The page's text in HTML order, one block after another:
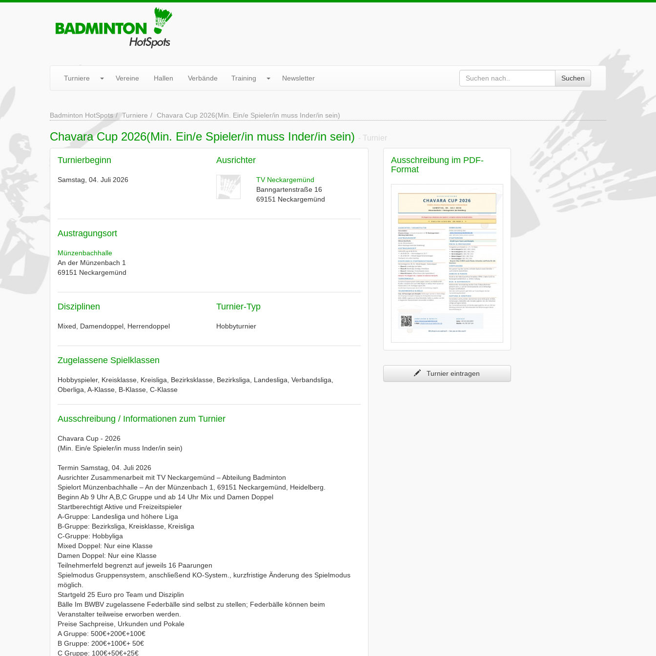
Turniere Vereine Hallen Verbände Training Newsletter Suchen
Badminton HotSpots Turniere Chavara Cup 2026(Min. Ein/e Spieler/in muss Inder/in sein)
Chavara Cup 2026(Min. Ein/e Spieler/in muss Inder/in sein) - Turnier
Turnierbeginn
Samstag, 04. Juli 2026
Ausrichter
TV Neckargemünd
Banngartenstraße 16
69151 Neckargemünd
Austragungsort
Münzenbachhalle
An der Münzenbach 1
69151 Neckargemünd
Disziplinen
Mixed, Damendoppel, Herrendoppel
Turnier-Typ
Hobbyturnier
Zugelassene Spielklassen
Hobbyspieler, Kreisklasse, Kreisliga, Bezirksklasse, Bezirksliga, Landesliga, Verbandsliga,
Oberliga, A-Klasse, B-Klasse, C-Klasse
Ausschreibung / Informationen zum Turnier
Chavara Cup - 2026
(Min. Ein/e Spieler/in muss Inder/in sein)
Termin Samstag, 04. Juli 2026
Ausrichter Zusammenarbeit mit TV Neckargemünd – Abteilung Badminton
Spielort Münzenbachhalle – An der Münzenbach 1, 69151 Neckargemünd, Heidelberg.
Beginn Ab 9 Uhr A,B,C Gruppe und ab 14 Uhr Mix und Damen Doppel
Startberechtigt Aktive und Freizeitspieler
A-Gruppe: Landesliga und höhere Liga
B-Gruppe: Bezirksliga, Kreisklasse, Kreisliga
C-Gruppe: Hobbyliga
Mixed Doppel: Nur eine Klasse
Damen Doppel: Nur eine Klasse
Teilnehmerfeld begrenzt auf jeweils 16 Paarungen
Spielmodus Gruppensystem, anschließend KO-System., kurzfristige Änderung des Spielmodus
möglich.
Startgeld 25 Euro pro Team und Disziplin
Bälle Im BWBV zugelassene Federbälle sind selbst zu stellen; Federbälle können beim
Veranstalter teilweise erworben werden.
Preise Sachpreise, Urkunden und Pokale
A Gruppe: 500€+200€+100€
B Gruppe: 200€+100€+ 50€
C Gruppe: 100€+50€+25€
Ausschreibung im PDF-
Format
Turnier eintragen